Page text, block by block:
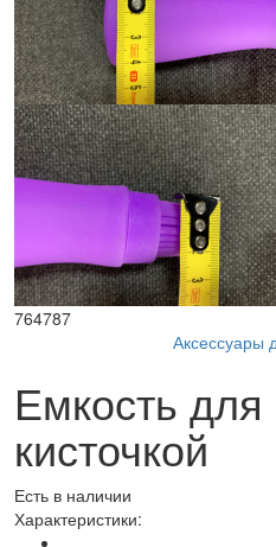
764787
Аксессуары
Емкость
кисточкой
Есть в наличии
Характеристики: